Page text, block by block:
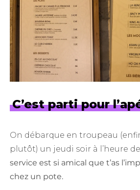
C’est parti pour
On débarque en troupeau
plutôt) un jeudi soir à l’heure de
service est si amical que t’as
chez un pote.